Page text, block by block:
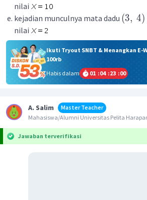
nilai
kejadian munculnya mata dadu (3, 4)
nilai
Ikuti Tryout SNBT & Menangkan E-
100rb
Habis dalam
01 :04 :23 :00
A. Salim
Master Teacher
Mahasiswa/Alumni Universitas Pelita
Jawaban terverifikasi